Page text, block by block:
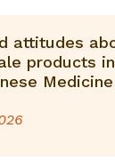
attitudes
products in